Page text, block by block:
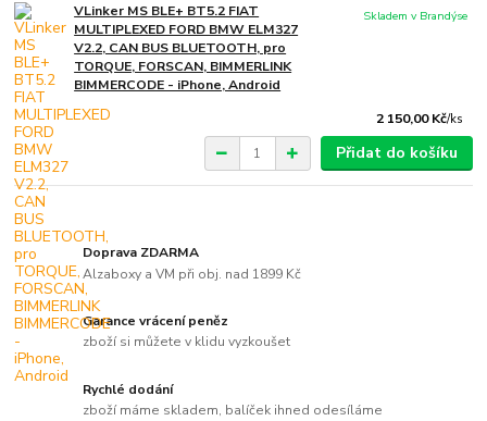
VLinker MS BLE+ BT5.2 FIAT
MULTIPLEXED FORD BMW ELM327
V2.2, CAN BUS BLUETOOTH, pro
TORQUE, FORSCAN, BIMMERLINK
BIMMERCODE - iPhone, Android
2 150,00 Kč/ks
Skladem v Brandýse
Přidat do košíku
Doprava ZDARMA
Alzaboxy a VM při obj. nad 1899 Kč
Garance vrácení peněz
zboží si můžete v klidu vyzkoušet
Rychlé dodání
zboží máme skladem, balíček ihned odesíláme